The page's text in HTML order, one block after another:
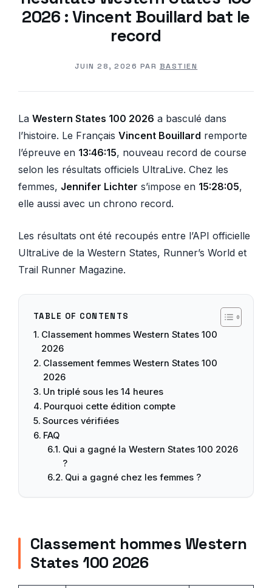
2026 : Vincent Bouillard bat le
record
JUIN 28, 2026 PAR BASTIEN
La Western States 100 2026 a basculé dans
l’histoire. Le Français Vincent Bouillard remporte
l’épreuve en 13:46:15, nouveau record de course
selon les résultats officiels UltraLive. Chez les
femmes, Jennifer Lichter s’impose en 15:28:05,
elle aussi avec un chrono record.
Les résultats ont été recoupés entre l’API officielle
UltraLive de la Western States, Runner’s World et
Trail Runner Magazine.
TABLE OF CONTENTS
Classement hommes Western States 100
2026
Classement femmes Western States 100
2026
Un triplé sous les 14 heures
Pourquoi cette édition compte
Sources vérifiées
FAQ
Qui a gagné la Western States 100 2026
?
Qui a gagné chez les femmes ?
Classement hommes Western
States 100 2026